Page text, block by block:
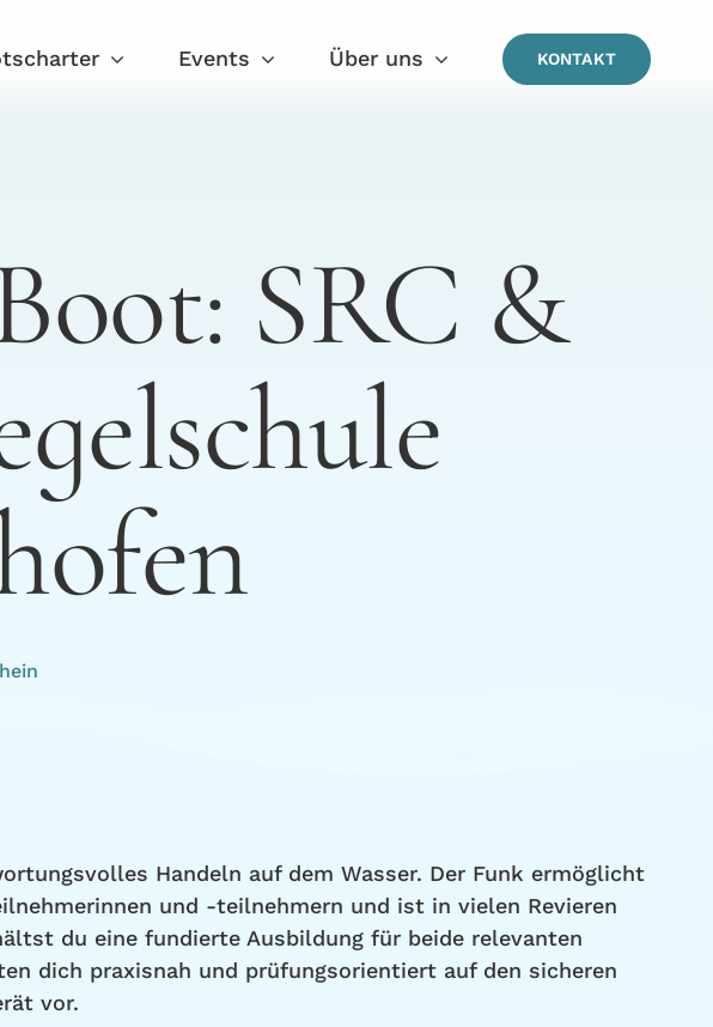
Events Über uns KONTAKT
SRC &
Handeln auf dem Wasser. Der Funk ermöglicht
und -teilnehmern und ist in vielen Revieren
du eine fundierte Ausbildung für beide relevanten
dich praxisnah und prüfungsorientiert auf den sicheren
vor.